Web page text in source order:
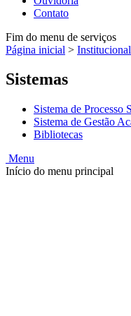
Contato
Fim do menu de serviços
Página inicial > Institucional
Sistemas
Sistema de Processo
Sistema de Gestão
Bibliotecas
Menu
Início do menu principal